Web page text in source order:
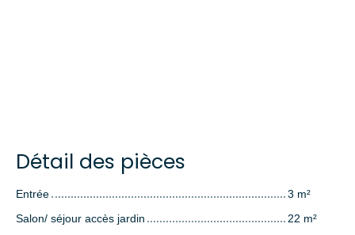
Détail des pièces
Entrée
3 m²
Salon/ séjour accès jardin
22 m²